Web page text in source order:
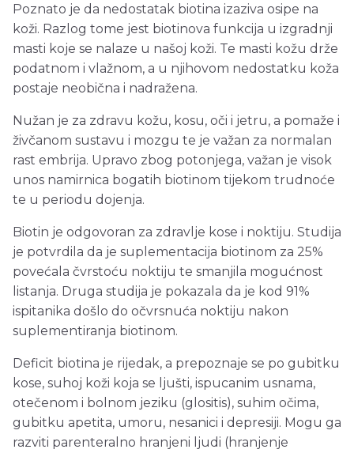
Poznato je da nedostatak biotina izaziva osipe na
koži. Razlog tome jest biotinova funkcija u izgradnji
masti koje se nalaze u našoj koži. Te masti kožu drže
podatnom i vlažnom, a u njihovom nedostatku koža
postaje neobična i nadražena.
Nužan je za zdravu kožu, kosu, oči i jetru, a pomaže i
živčanom sustavu i mozgu te je važan za normalan
rast embrija. Upravo zbog potonjega, važan je visok
unos namirnica bogatih biotinom tijekom trudnoće
te u periodu dojenja.
Biotin je odgovoran za zdravlje kose i noktiju. Studija
je potvrdila da je suplementacija biotinom za 25%
povećala čvrstoću noktiju te smanjila mogućnost
listanja. Druga studija je pokazala da je kod 91%
ispitanika došlo do očvrsnuća noktiju nakon
suplementiranja biotinom.
Deficit biotina je rijedak, a prepoznaje se po gubitku
kose, suhoj koži koja se ljušti, ispucanim usnama,
otečenom i bolnom jeziku (glositis), suhim očima,
gubitku apetita, umoru, nesanici i depresiji. Mogu ga
razviti parenteralno hranjeni ljudi (hranjenje